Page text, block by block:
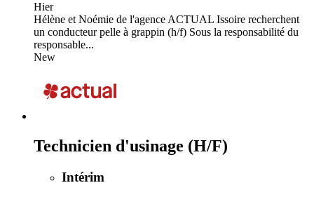
Hier
Hélène et Noémie de l'agence ACTUAL Issoire recherchent
un conducteur pelle à grappin (h/f) Sous la responsabilité du
responsable...
New
Technicien d'usinage (H/F)
Intérim